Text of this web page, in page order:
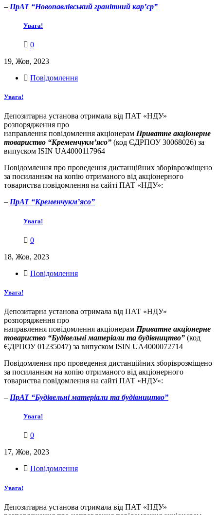
– ПрАТ “Новопавлівський гранітний кар’єр”
Увага!
0
19, Жов, 2023
Повідомлення
Увага!
Депозитарна установа отримала від ПАТ «НДУ»
розпорядження про
направлення повідомлення акціонерам Приватне акціонерне
товариство “Кременчукм’ясо” (код ЄДРПОУ 30068026) за
випуском ISIN UA4000117964
Повідомлення про проведення дистанційних зборіврозміщено
за посиланням на копію отриманого від акціонерного
товариства повідомлення на сайті ПАТ «НДУ»:
– ПрАТ “Кременчукм’ясо”
Увага!
0
18, Жов, 2023
Повідомлення
Увага!
Депозитарна установа отримала від ПАТ «НДУ»
розпорядження про
направлення повідомлення акціонерам Приватне акціонерне
товариство “Будівельні матеріали та будівництво” (код
ЄДРПОУ 01235047) за випуском ISIN UA4000072714
Повідомлення про проведення дистанційних зборіврозміщено
за посиланням на копію отриманого від акціонерного
товариства повідомлення на сайті ПАТ «НДУ»:
– ПрАТ “Будівельні матеріали та будівництво”
Увага!
0
17, Жов, 2023
Повідомлення
Увага!
Депозитарна установа отримала від ПАТ «НДУ»